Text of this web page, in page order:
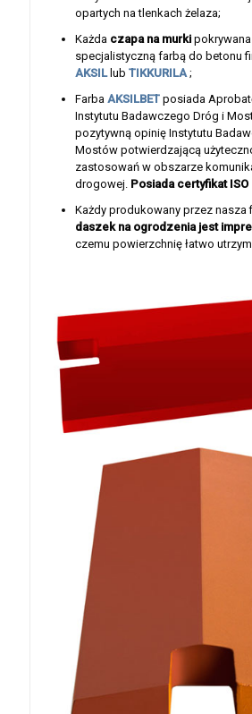
opartych na tlenkach żelaza;
Każda czapa na murki
specjalistyczną farbą do betonu
AKSIL lub TIKKURILA ;
Farba AKSILBET posiada
Instytutu Badawczego Dróg i
pozytywną opinię Instytutu
Mostów potwierdzającą
zastosowań w obszarze
drogowej. Posiada certyfikat ISO
Każdy produkowany przez nasza
daszek na ogrodzenia jest
czemu powierzchnię łatwo